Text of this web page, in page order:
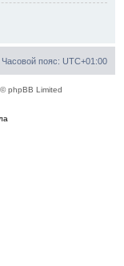
Часовой пояс: UTC+01:00
phpBB Limited